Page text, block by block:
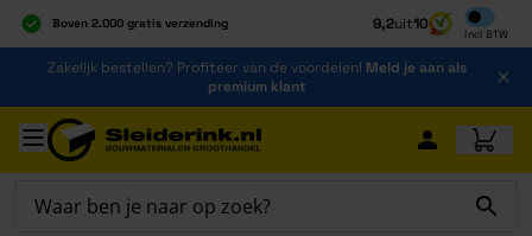
Boven 2.000 gratis verzending
Al 40 jaar dé specialist
Alles onder één dak
9,2uit10
Incl BTW
Inclusief
Ga naar de inhoud
Zakelijk bestellen? Profiteer van de voordelen! Meld je aan als
premium klant
Ga naar hoofdinhoud